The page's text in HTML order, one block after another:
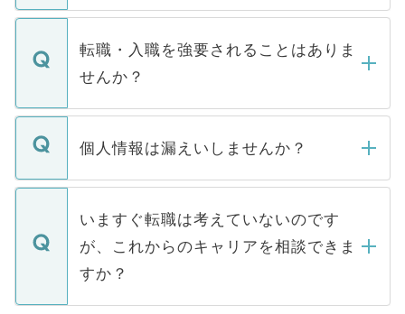
ます。通常、5営業日以内にはご連絡をせて
いただきますので、しばらくお待ちくださ
い。
マイナビDOCTORで取り扱っている求人の
うち約3割は、Webサイトからご覧いただ
けない「非公開求人」です。非公開求人は
下記の理由によって、一般には公開してい
ません。
■応募殺到を避けるため 人気のある医療機
関を公にしてしまうと、応募が殺到する場
に、医療機関が求める条件に合った人材の
みを人材紹介会社に依頼するケースが増え
ています。
転職・入職を強要されることはありま
せんか？
転職・入職を強要することは一切ありませ
ん。また、仮に応募先から内定をいただい
定を承諾する必要はありません。内定先へ
の辞退の連絡はキャリアパートナーが行い
ますので、ご安心ください。
個人情報は漏えいしませんか？
個人情報が漏えいすることはありませんの
で、ご安心ください。当サイトからの登録
などで収集したご登録者様の個人情報は、
ご本人のキャリアアップおよび転職活動の
支援を目的に使用いたします。お預かりし
ているすべての個人データはご本人の許可
いますぐ転職は考えていないのです
が、これからのキャリアを相談できま
すか？